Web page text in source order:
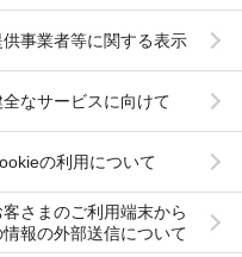
供事業者等に関する表示
全なサービスに向けて
の利用について
客さまのご利用端末から
情報の外部送信について